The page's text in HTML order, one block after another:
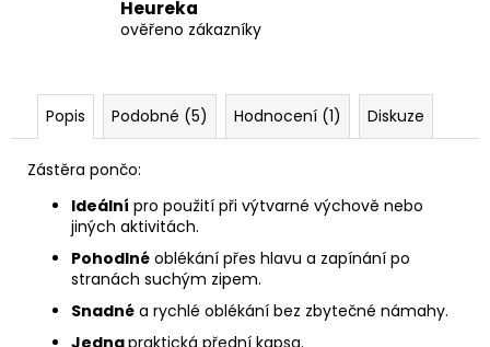
Heureka
ověřeno zákazníky
Popis Podobné (5) Hodnocení (1) Diskuze
Zástěra pončo:
Ideální pro použití při výtvarné výchově nebo
jiných aktivitách.
Pohodlné oblékání přes hlavu a zapínání po
stranách suchým zipem.
Snadné a rychlé oblékání bez zbytečné námahy.
Jednapraktická přední kapsa.